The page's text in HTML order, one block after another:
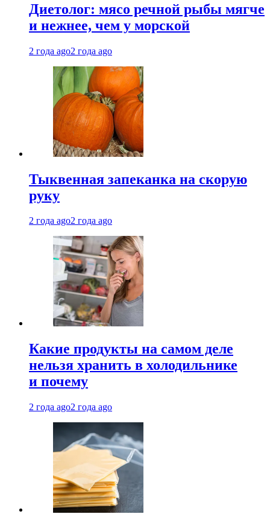
Диетолог: мясо речной рыбы мягче
и нежнее, чем у морской
2 года ago2 года ago
Тыквенная запеканка на скорую
руку
2 года ago2 года ago
Какие продукты на самом деле
нельзя хранить в холодильнике
и почему
2 года ago2 года ago